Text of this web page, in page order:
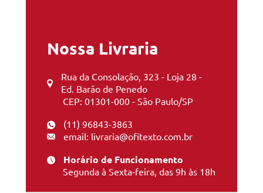
Nossa Livraria
Rua da Consolação, 323 - Loja 28 -
Ed. Barão de Penedo
CEP: 01301-000 - São Paulo/SP
(11) 96843-3863
email: livraria@ofitexto.com.br
Horário de Funcionamento
Segunda à Sexta-feira, das 9h às 18h